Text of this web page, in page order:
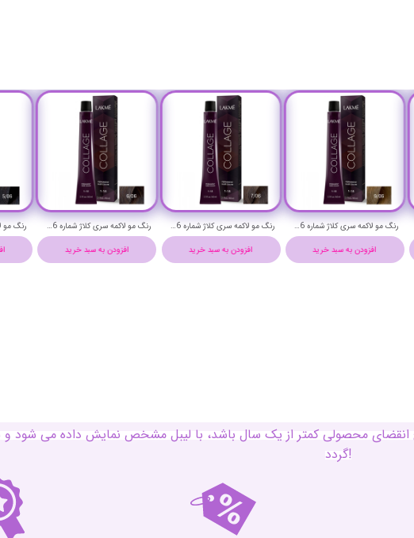
افزودن به سبد خرید
افزودن به سبد خرید
افزودن به سبد خرید
انقضای محصولی کمتر از یک سال باشد، با لیبل مشخص نمایش داده می شود
گردد!